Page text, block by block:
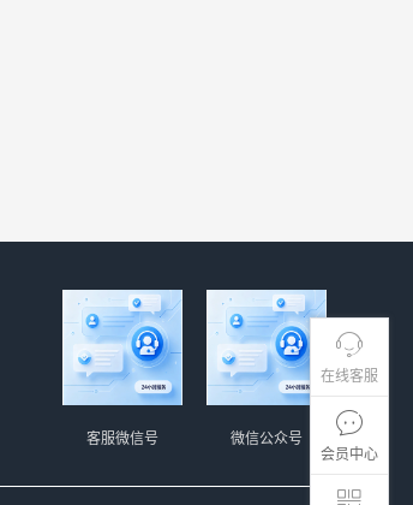
在线客服
会员中心
微信公众号
客服微信号